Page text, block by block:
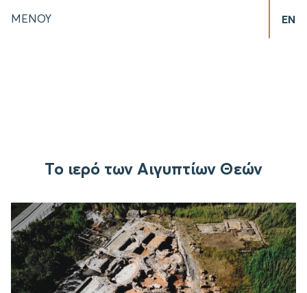
ΜΕΝΟΥ EN
Το ιερό των Αιγυπτίων Θεών